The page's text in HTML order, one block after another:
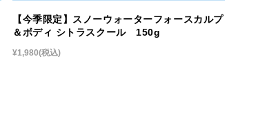
【今季限定】スノーウォーターフォースカルプ
＆ボディ シトラスクール 150g
¥1,980(税込)